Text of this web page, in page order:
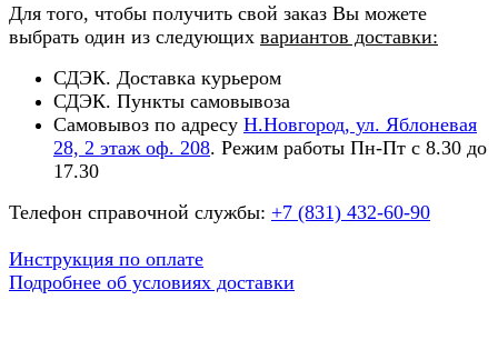
Для того, чтобы получить свой заказ Вы можете
выбрать один из следующих вариантов доставки:
СДЭК. Доставка курьером
СДЭК. Пункты самовывоза
Самовывоз по адресу Н.Новгород, ул. Яблоневая
28, 2 этаж оф. 208. Режим работы Пн-Пт с 8.30 до
17.30
Телефон справочной службы: +7 (831) 432-60-90
Инструкция по оплате
Подробнее об условиях доставки